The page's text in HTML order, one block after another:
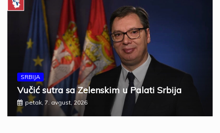
SRBIJA
Vučić sutra sa Zelenskim u Palati Srbija
petak, 7. avgust, 2026